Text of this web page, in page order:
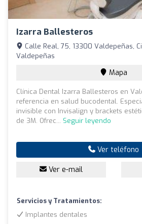
Izarra Ballesteros
Calle Real, 75, 13300 Valdepeñas,
Valdepeñas
Mapa
Clínica Dental Izarra Ballesteros en
referencia en salud bucodental.
invisible con Invisalign y brackets
de 3M. Ofrec... Seguir leyendo
Ver teléfono
Ver e-mail
Servicios y Tratamientos:
Implantes dentales